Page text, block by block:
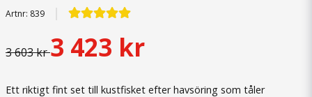
Artnr: 839
3 603 kr3 423 kr
Ett riktigt fint set till kustfisket efter havsöring som tåler